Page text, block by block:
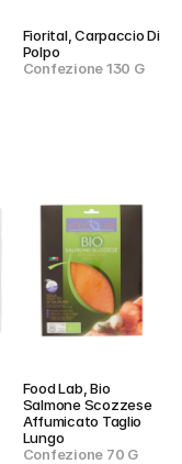
Fiorital, Carpaccio Di
Polpo
Confezione 130 G
Food Lab, Bio
Salmone Scozzese
Affumicato Taglio
Lungo
Confezione 70 G